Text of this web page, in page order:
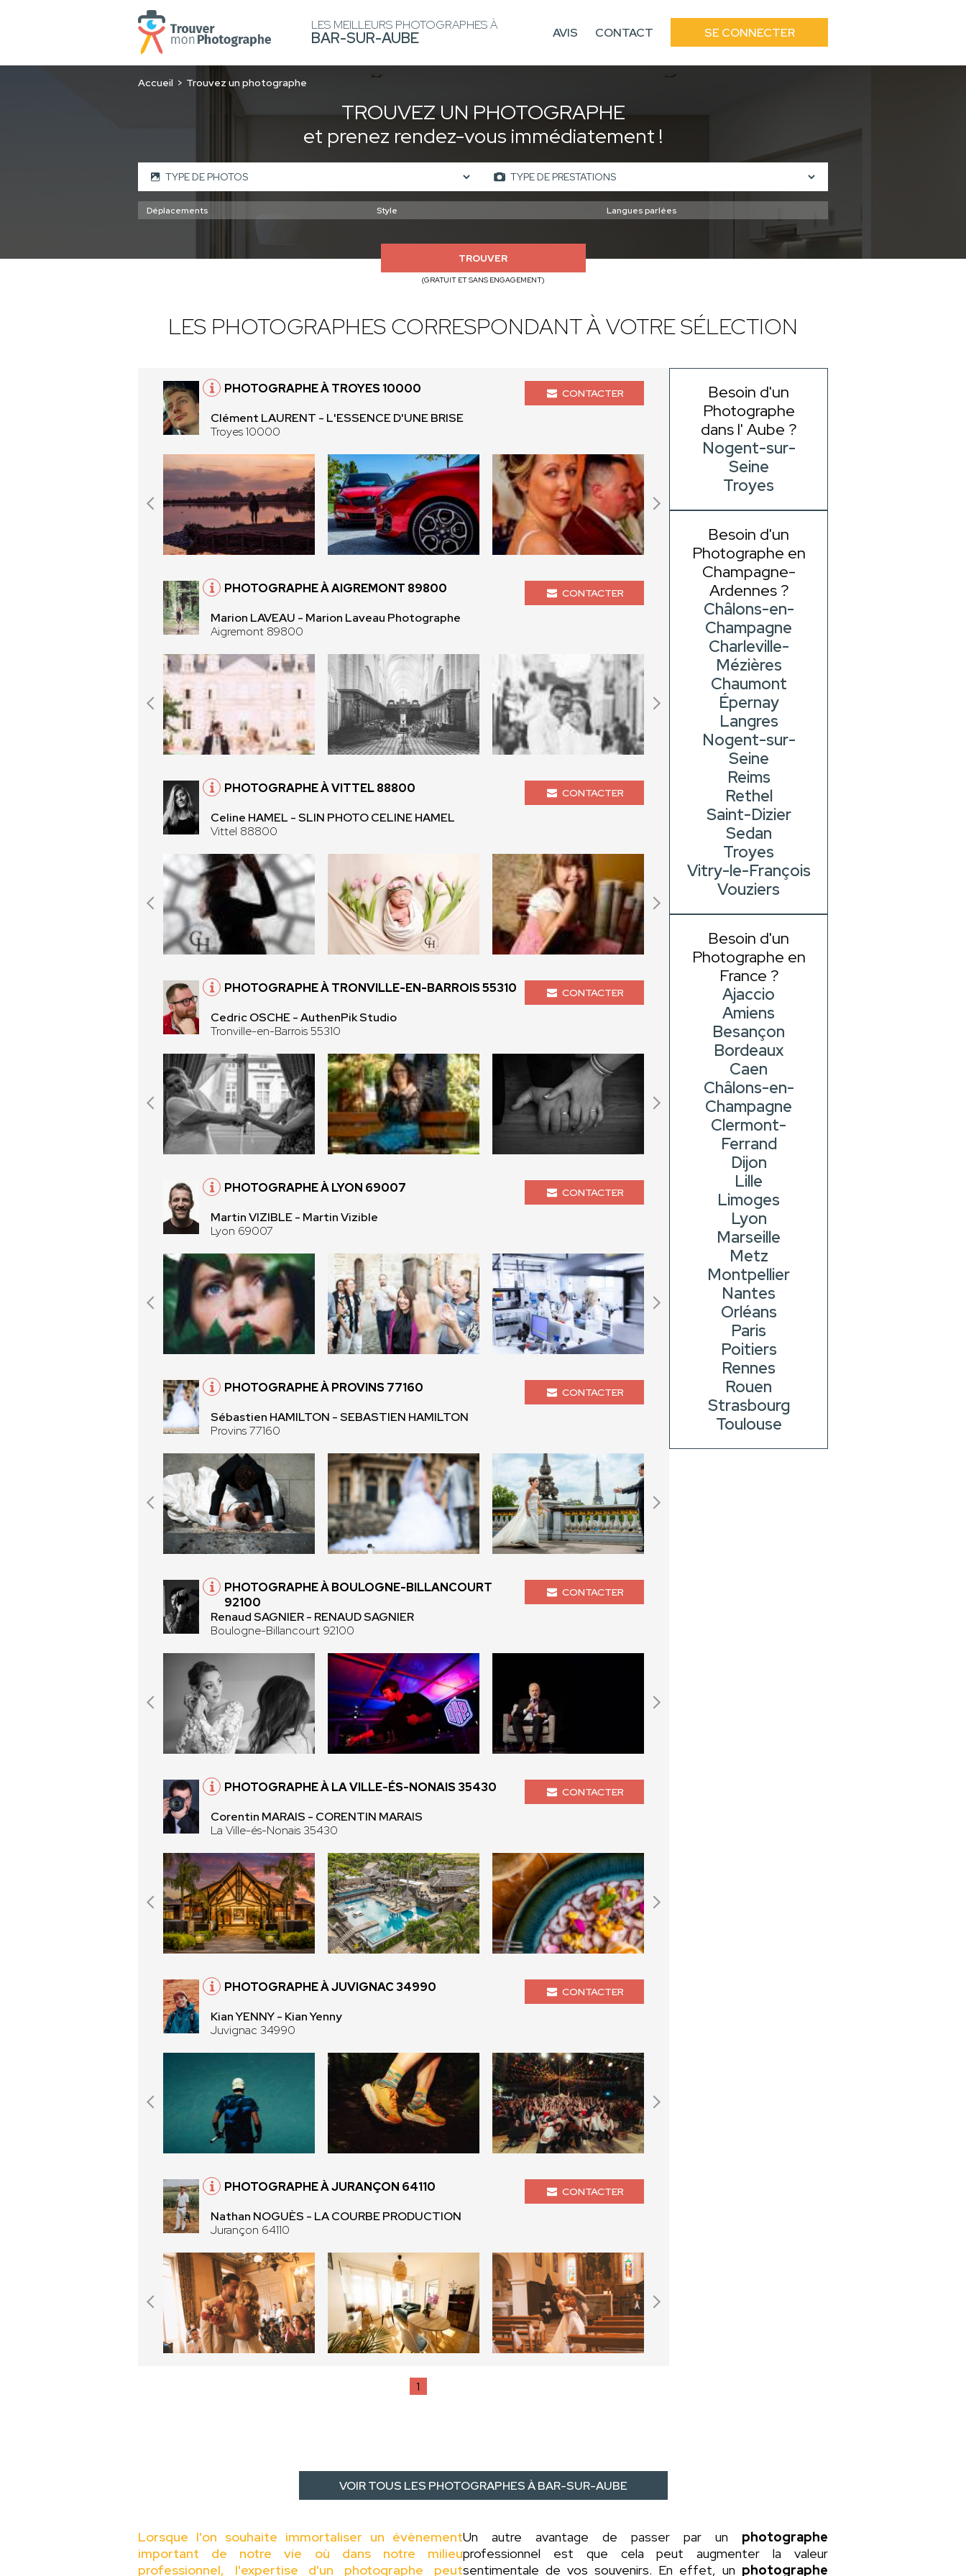
LES MEILLEURS PHOTOGRAPHES À
BAR-SUR-AUBE AVIS CONTACT SE CONNECTER
Accueil Trouvez un photographe
TROUVEZ UN PHOTOGRAPHE
et prenez rendez-vous immédiatement !
TROUVER
(GRATUIT ET SANS ENGAGEMENT)
LES PHOTOGRAPHES CORRESPONDANT À VOTRE SÉLECTION
PHOTOGRAPHE À TROYES 10000
Clément LAURENT - L'ESSENCE D'UNE BRISE
Troyes 10000
CONTACTER
PHOTOGRAPHE À AIGREMONT 89800
Marion LAVEAU - Marion Laveau Photographe
Aigremont 89800
CONTACTER
PHOTOGRAPHE À VITTEL 88800
Celine HAMEL - SLIN PHOTO CELINE HAMEL
Vittel 88800
CONTACTER
PHOTOGRAPHE À TRONVILLE-EN-BARROIS 55310
Cedric OSCHE - AuthenPik Studio
Tronville-en-Barrois 55310
CONTACTER
PHOTOGRAPHE À LYON 69007
Martin VIZIBLE - Martin Vizible
Lyon 69007
CONTACTER
PHOTOGRAPHE À PROVINS 77160
Sébastien HAMILTON - SEBASTIEN HAMILTON
Provins 77160
CONTACTER
PHOTOGRAPHE À BOULOGNE-BILLANCOURT
92100
Renaud SAGNIER - RENAUD SAGNIER
Boulogne-Billancourt 92100
CONTACTER
PHOTOGRAPHE À LA VILLE-ÉS-NONAIS 35430
Corentin MARAIS - CORENTIN MARAIS
La Ville-és-Nonais 35430
CONTACTER
PHOTOGRAPHE À JUVIGNAC 34990
Kian YENNY - Kian Yenny
Juvignac 34990
CONTACTER
PHOTOGRAPHE À JURANÇON 64110
Nathan NOGUÈS - LA COURBE PRODUCTION
Jurançon 64110
CONTACTER
1
Besoin d'un
Photographe
dans l' Aube ?
Nogent-sur-
Seine
Troyes
Besoin d'un
Photographe en
Champagne-
Ardennes ?
Châlons-en-
Champagne
Charleville-
Mézières
Chaumont
Épernay
Langres
Nogent-sur-
Seine
Reims
Rethel
Saint-Dizier
Sedan
Troyes
Vitry-le-François
Vouziers
Besoin d'un
Photographe en
France ?
Ajaccio
Amiens
Besançon
Bordeaux
Caen
Châlons-en-
Champagne
Clermont-
Ferrand
Dijon
Lille
Limoges
Lyon
Marseille
Metz
Montpellier
Nantes
Orléans
Paris
Poitiers
Rennes
Rouen
Strasbourg
Toulouse
VOIR TOUS LES PHOTOGRAPHES À BAR-SUR-AUBE
Lorsque l'on souhaite immortaliser un évènement
important de notre vie où dans notre milieu
professionnel, l'expertise d'un photographe peut
Un autre avantage de passer par un photographe
professionnel est que cela peut augmenter la valeur
sentimentale de vos souvenirs. En effet, un photographe